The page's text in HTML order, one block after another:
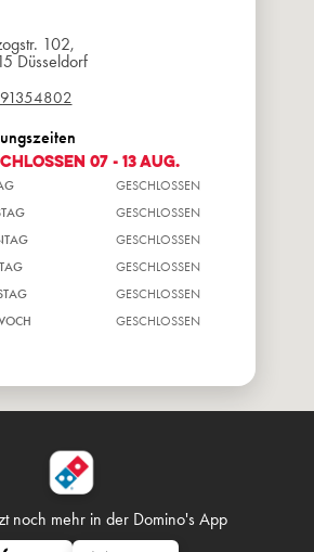
102,
Düsseldorf
07 - 13 Aug.
GESCHLOSSEN
GESCHLOSSEN
GESCHLOSSEN
GESCHLOSSEN
GESCHLOSSEN
GESCHLOSSEN
noch mehr in der Domino's App